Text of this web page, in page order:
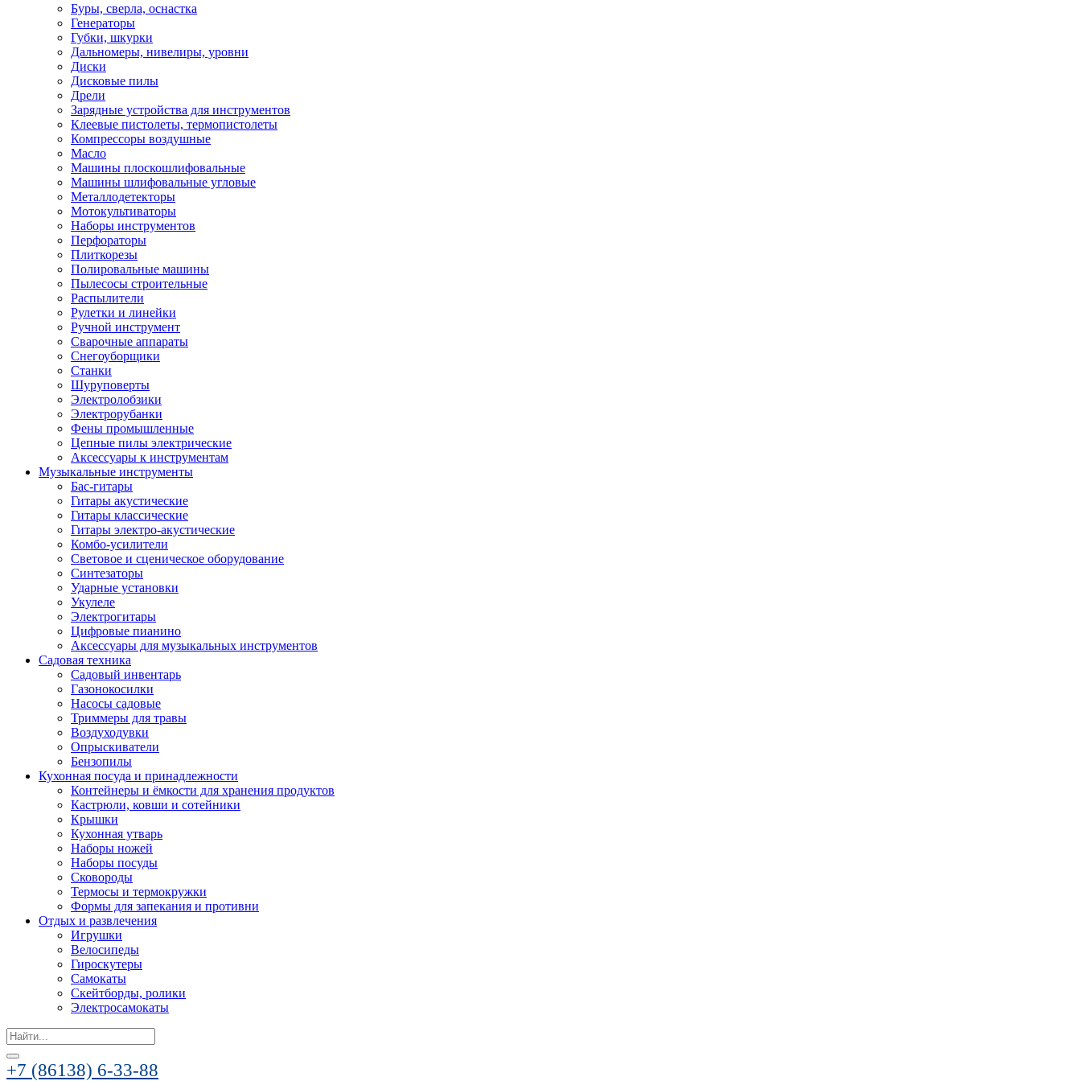
Буры, сверла, оснастка
Генераторы
Губки, шкурки
Дальномеры, нивелиры, уровни
Диски
Дисковые пилы
Дрели
Зарядные устройства для инструментов
Клеевые пистолеты, термопистолеты
Компрессоры воздушные
Масло
Машины плоскошлифовальные
Машины шлифовальные угловые
Металлодетекторы
Мотокультиваторы
Наборы инструментов
Перфораторы
Плиткорезы
Полировальные машины
Пылесосы строительные
Распылители
Рулетки и линейки
Ручной инструмент
Сварочные аппараты
Снегоуборщики
Станки
Шуруповерты
Электролобзики
Электрорубанки
Фены промышленные
Цепные пилы электрические
Аксессуары к инструментам
Музыкальные инструменты
Бас-гитары
Гитары акустические
Гитары классические
Гитары электро-акустические
Комбо-усилители
Световое и сценическое оборудование
Синтезаторы
Ударные установки
Укулеле
Электрогитары
Цифровые пианино
Аксессуары для музыкальных инструментов
Садовая техника
Садовый инвентарь
Газонокосилки
Насосы садовые
Триммеры для травы
Воздуходувки
Опрыскиватели
Бензопилы
Кухонная посуда и принадлежности
Контейнеры и ёмкости для хранения продуктов
Кастрюли, ковши и сотейники
Крышки
Кухонная утварь
Наборы ножей
Наборы посуды
Сковороды
Термосы и термокружки
Формы для запекания и противни
Отдых и развлечения
Игрушки
Велосипеды
Гироскутеры
Самокаты
Скейтборды, ролики
Электросамокаты
Search
for:
+7 (86138) 6-33-88